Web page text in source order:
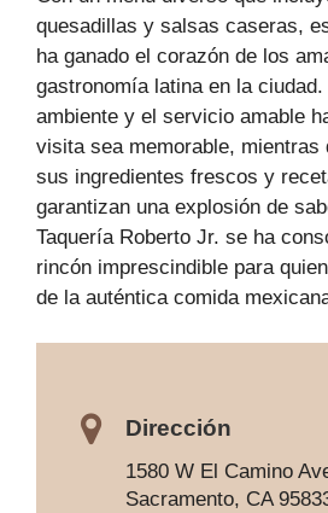
quesadillas y salsas caseras,
ha ganado el corazón de los
gastronomía latina en la
ambiente y el servicio amable
visita sea memorable, mientras
sus ingredientes frescos y
garantizan una explosión de
Taquería Roberto Jr. se ha
rincón imprescindible para
de la auténtica comida
Dirección
1580 W El Camino
Sacramento, CA